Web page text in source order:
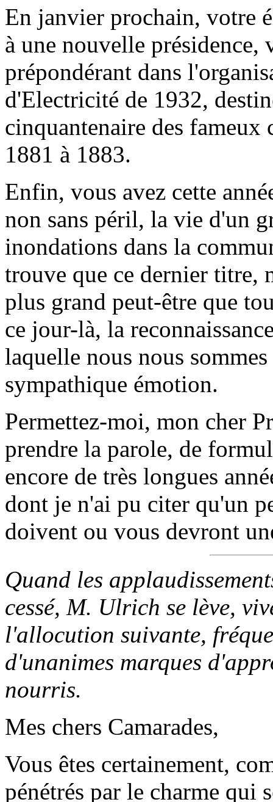
En janvier prochain, votre
à une nouvelle présidence,
prépondérant dans
d'Electricité de 1932,
cinquantenaire des fameux
1881 à 1883.
Enfin, vous avez cette
non sans péril, la vie d'un
inondations dans la
trouve que ce dernier titre,
plus grand peut-être que
ce jour-là, la
laquelle nous nous
sympathique émotion.
Permettez-moi, mon cher
prendre la parole, de
encore de très longues
dont je n'ai pu citer qu'un
doivent ou vous devront
Quand les
cessé, M. Ulrich se lève,
l'allocution suivante,
d'unanimes marques
nourris.
Mes chers Camarades,
Vous êtes certainement,
pénétrés par le charme qui